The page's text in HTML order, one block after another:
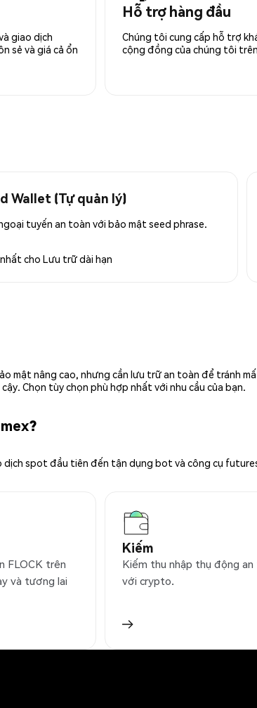
giao dịch
sẻ và giá cả ổn
Hỗ trợ hàng đầu
Chúng tôi cung cấp hỗ trợ
cộng đồng của chúng tôi
Wallet (Tự quản lý)
tuyến an toàn với bảo mật seed phrase.
cho Lưu trữ dài hạn
mật nâng cao, nhưng cần lưu trữ an toàn để tránh
Chọn tùy chọn phù hợp nhất với nhu cầu của bạn.
dịch spot đầu tiên đến tận dụng bot và công cụ
FLOCK trên
và tương lai
Kiếm
Kiếm thu nhập thụ động an
với crypto.